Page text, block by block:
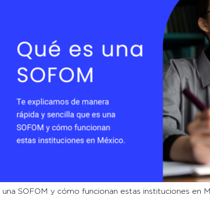
SOFOM y cómo funcionan estas instituciones en